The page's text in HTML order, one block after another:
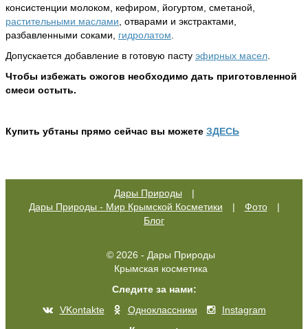
консистенции молоком, кефиром, йогуртом, сметаной,
растительными маслами , отварами и экстрактами,
разбавленными соками, гидролатом
Допускается добавление в готовую пасту эфирных масел
Чтобы избежать ожогов необходимо дать приготовленной
смеси остыть.
Купить убтаны прямо сейчас вы можете ЗДЕСЬ
Дары Природы
|
Дары Природы - Мир Крымской Косметики
| Фото
|
Блог
© 2026 - Дары Природы
Крымская косметика
Следите за нами:
VKontakte
Одноклассники
Instagram